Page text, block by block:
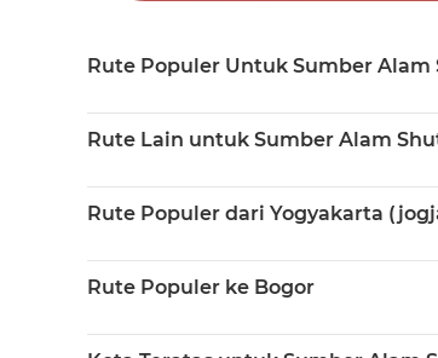
Rute Populer Untuk Sumber Alam
Rute Lain untuk Sumber Alam
Rute Populer dari Yogyakarta
Rute Populer ke Bogor